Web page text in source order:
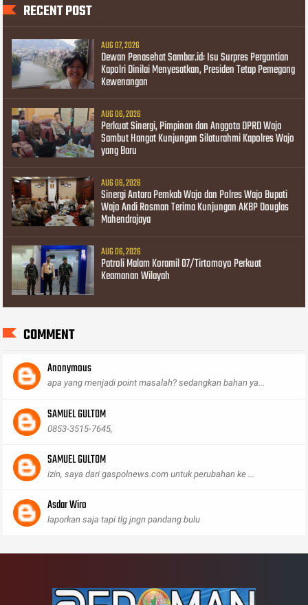
RECENT POST
AUG 07, 2026
Dewan Penasehat Sambar.id: Isu Surpres Pergantian
Kapolri Dinilai Menyesatkan, Presiden Tetap Pemegang
Kewenangan
AUG 06, 2026
Perkuat Sinergi, Pimpinan dan Anggota DPRD Wajo
Sambut Hangat Kunjungan Silaturahmi Kapolres Wajo
yang Baru
AUG 06, 2026
Sinergi Antara Pemkab Wajo dan Polres Wajo Bupati
Wajo Andi Rosman Terima Kunjungan AKBP Douglas
Mahendrajaya
AUG 06, 2026
Patroli Malam Koramil 07/Tirtomoyo Perkuat
Keamanan Wilayah
COMMENT
Anonymous
apa yang menjadi point masalah? sedangkan bahan ya...
SAMUEL GULTOM
0853-3515-7645,
SAMUEL GULTOM
izin, saya dari gaspolnews.com untuk perubahan ke ...
Asdar Wiro
laporkan saja tapi tlg jngn pandang bulu